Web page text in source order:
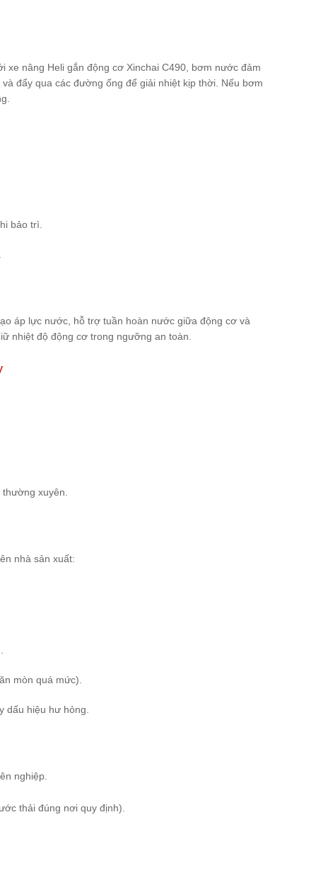
nâng Heli gắn động cơ Xinchai C490, bơm nước đảm
đẩy qua các đường ống để giải nhiệt kịp thời. Nếu bơm
bảo trì.
áp lực nước, hỗ trợ tuần hoàn nước giữa động cơ và
nhiệt độ động cơ trong ngưỡng an toàn.
xuyên.
nhà sản xuất:
mòn quá mức).
dấu hiệu hư hỏng.
nghiệp.
thải đúng nơi quy định).